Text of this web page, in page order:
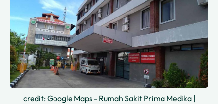
credit: Google Maps - Rumah Sakit Prima Medika |